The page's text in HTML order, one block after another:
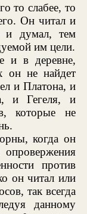
то слабее, то
Он читал и
и думал, тем
им цели.
и в деревне,
он не найдет
и Платона, и
и Гегеля, и
которые не
когда он
против
он читал или
так всегда
данному